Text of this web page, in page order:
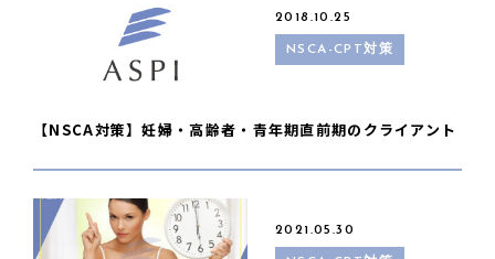
2018.10.25
NSCA-CPT対策
【NSCA対策】妊婦・高齢者・青年期直前期のクライアント
2021.05.30